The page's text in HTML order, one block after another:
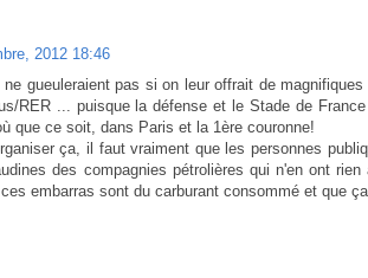
2012 18:46
gueuleraient pas si on leur offrait de
RER ... puisque la défense et le Stade de
que ce soit, dans Paris et la 1ère couronne!
ça, il faut vraiment que les personnes
des compagnies pétrolières qui n'en ont
embarras sont du carburant consommé et que